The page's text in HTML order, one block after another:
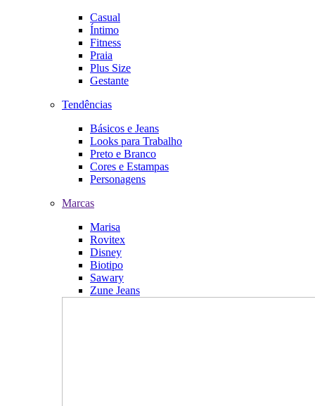
Casual
Íntimo
Fitness
Praia
Plus Size
Gestante
Tendências
Básicos e Jeans
Looks para Trabalho
Preto e Branco
Cores e Estampas
Personagens
Marcas
Marisa
Rovitex
Disney
Biotipo
Sawary
Zune Jeans